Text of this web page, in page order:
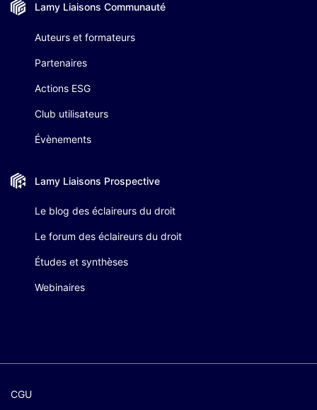
Lamy Liaisons Communauté
Auteurs et formateurs
Partenaires
Actions ESG
Club utilisateurs
Évènements
Lamy Liaisons Prospective
Le blog des éclaireurs du droit
Le forum des éclaireurs du droit
Études et synthèses
Webinaires
CGU